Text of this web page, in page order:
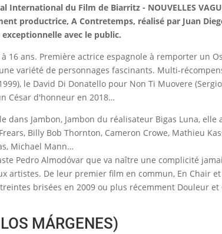
International du Film de Biarritz - NOUVELLES
productrice, A Contretemps, réalisé par Juan
avec le public.
16 ans. Première actrice espagnole à remporter un
variété de personnages fascinants. Multi-
le David Di Donatello pour Non Ti Muovere
César d'honneur en 2018…
dans Jambon, Jambon du réalisateur Bigas Luna,
Billy Bob Thornton, Cameron Crowe, Mathieu
Michael Mann…
Pedro Almodóvar que va naître une complicité
artistes. De leur premier film en commun, En Chair
brisées en 2009 ou plus récemment Douleur
MÁRGENES)